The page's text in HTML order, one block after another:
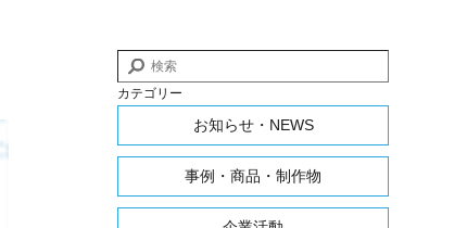
カテゴリー
お知らせ・NEWS
事例・商品・制作物